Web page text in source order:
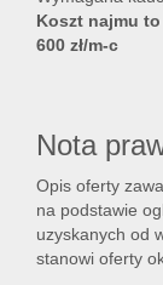
Koszt najmu to
600 zł/m-c
Nota
Opis oferty
na podstawie
uzyskanych od
stanowi oferty